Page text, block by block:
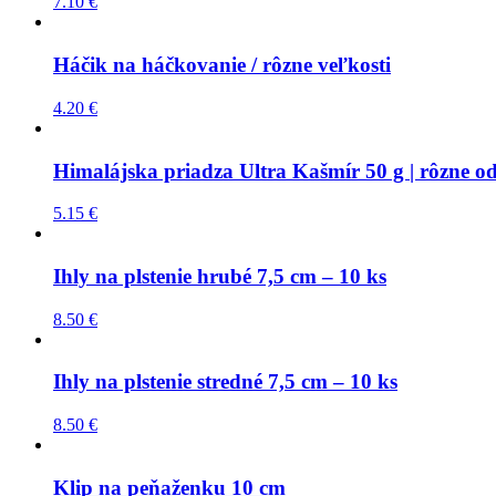
Háčik na háčkovanie / rôzne veľkosti
4.20 €
Himalájska priadza Ultra Kašmír 50 g | rôzne
5.15 €
Ihly na plstenie hrubé 7,5 cm – 10 ks
8.50 €
Ihly na plstenie stredné 7,5 cm – 10 ks
8.50 €
Klip na peňaženku 10 cm